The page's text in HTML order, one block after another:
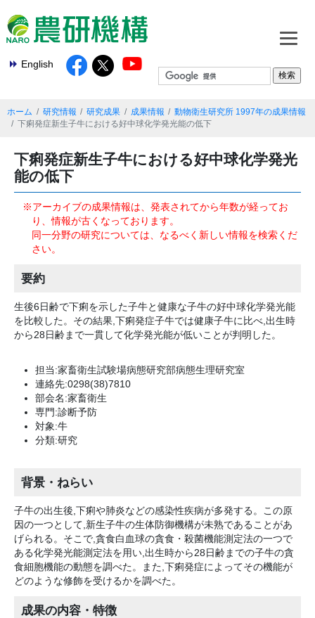
English
ホーム 研究情報 研究成果 成果情報
動物衛生研究所 1997年の成果情報
下痢発症新生子牛における好中球化学発光能の低下
下痢発症新生子牛における好中球化学発光
能の低下
※アーカイブの成果情報は、発表されてから年数が経ってお
り、情報が古くなっております。
同一分野の研究については、なるべく新しい情報を検索くだ
さい。
要約
生後6日齢で下痢を示した子牛と健康な子牛の好中球化学発光能
を比較した。その結果,下痢発症子牛では健康子牛に比べ,出生時
から28日齢まで一貫して化学発光能が低いことが判明した。
担当:家畜衛生試験場病態研究部病態生理研究室
連絡先:0298(38)7810
部会名:家畜衛生
専門:診断予防
対象:牛
分類:研究
背景・ねらい
子牛の出生後,下痢や肺炎などの感染性疾病が多発する。この原
因の一つとして,新生子牛の生体防御機構が未熟であることがあ
げられる。そこで,貪食白血球の貪食・殺菌機能測定法の一つで
ある化学発光能測定法を用い,出生時から28日齢までの子牛の貪
食細胞機能の動態を調べた。また,下痢発症によってその機能が
どのような修飾を受けるかを調べた。
成果の内容・特徴